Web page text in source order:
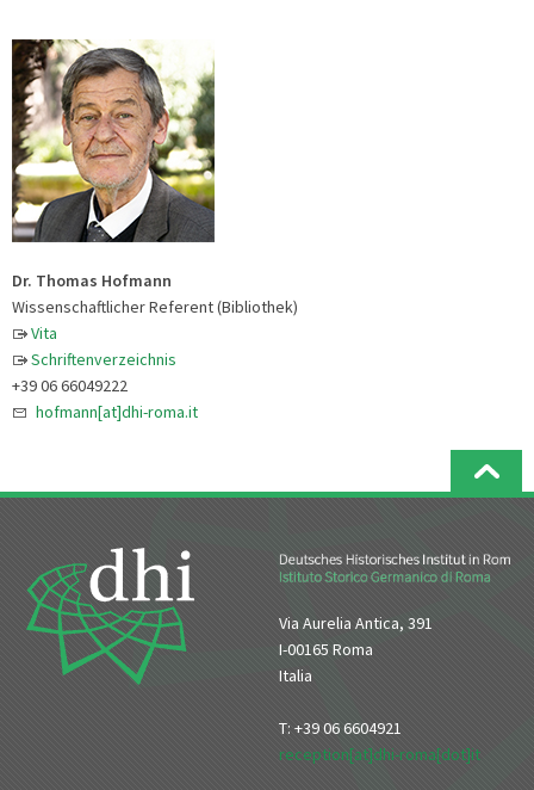
Dr. Thomas Hofmann
Wissenschaftlicher Referent (Bibliothek)
Vita
Schriftenverzeichnis
+39 06 66049222
hofmann[at]dhi-roma.it
Via Aurelia Antica, 391
I-00165 Roma
Italia
T: +39 06 6604921
reception[at]dhi-roma[dot]it